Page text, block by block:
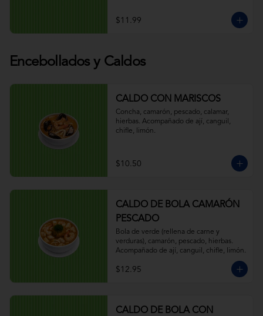
$11.99
Encebollados y Caldos
CALDO CON MARISCOS
Concha, camarón, pescado, calamar,
hierbas. Acompañado de ají, canguil,
chifle, limón.
$10.50
CALDO DE BOLA CAMARÓN
PESCADO
Bola de verde (rellena de carne y
verduras), camarón, pescado, hierbas.
Acompañado de ají, canguil, chifle, limón.
$12.95
CALDO DE BOLA CON